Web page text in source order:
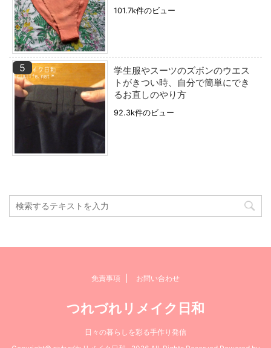
101.7k件のビュー
学生服やスーツのズボンのウエス
トがきつい時、自分で簡単にでき
るお直しのやり方
92.3k件のビュー
免責事項 お問い合わせ
つれづれリメイク日和
日々の暮らしを彩る手作り発信